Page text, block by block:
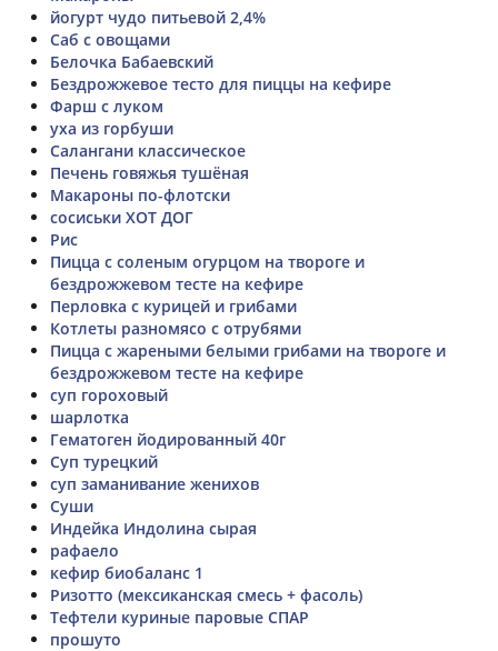
йогурт чудо питьевой 2,4%
Саб с овощами
Белочка Бабаевский
Бездрожжевое тесто для пиццы на кефире
Фарш с луком
уха из горбуши
Салангани классическое
Печень говяжья тушёная
Макароны по-флотски
сосиськи ХОТ ДОГ
Рис
Пицца с соленым огурцом на твороге и
бездрожжевом тесте на кефире
Перловка с курицей и грибами
Котлеты разномясо с отрубями
Пицца с жареными белыми грибами на твороге и
бездрожжевом тесте на кефире
суп гороховый
шарлотка
Гематоген йодированный 40г
Суп турецкий
суп заманивание женихов
Суши
Индейка Индолина сырая
рафаело
кефир биобаланс 1
Ризотто (мексиканская смесь + фасоль)
Тефтели куриные паровые СПАР
прошуто